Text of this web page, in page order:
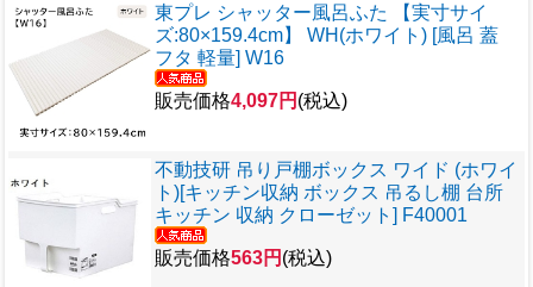
東プレ シャッター風呂ふた 【実寸サイ
ズ:80×159.4cm】 WH(ホワイト) [風呂 蓋
フタ 軽量] W16
販売価格4,097円 (税込)
不動技研 吊り戸棚ボックス ワイド (ホワイ
ト)[キッチン収納 ボックス 吊るし棚 台所
キッチン 収納 クローゼット] F40001
販売価格563円 (税込)